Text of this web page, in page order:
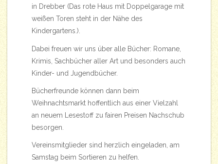
in Drebber (Das rote Haus mit Doppelgarage mit
weißen Toren steht in der Nähe des
Kindergartens.).
Dabei freuen wir uns über alle Bücher: Romane,
Krimis, Sachbücher aller Art und besonders auch
Kinder- und Jugendbücher.
Bücherfreunde können dann beim
Weihnachtsmarkt hoffentlich aus einer Vielzahl
an neuem Lesestoff zu fairen Preisen Nachschub
besorgen.
Vereinsmitglieder sind herzlich eingeladen, am
Samstag beim Sortieren zu helfen.